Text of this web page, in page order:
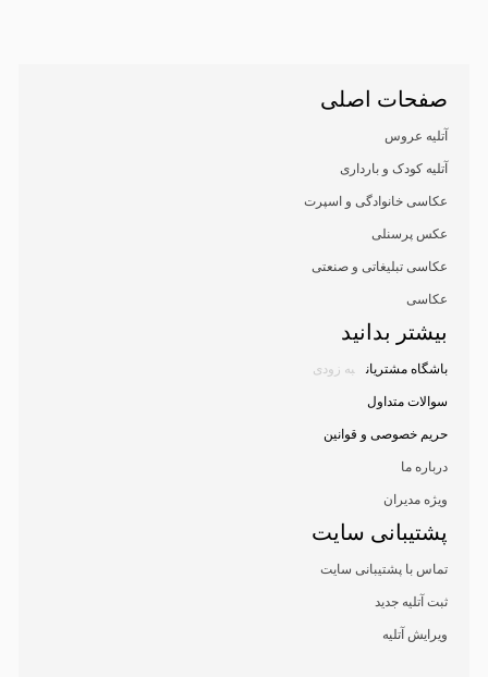
صفحات اصلی
آتلیه عروس
آتلیه کودک و بارداری
عکاسی خانوادگی و اسپرت
عکس پرسنلی
عکاسی تبلیغاتی و صنعتی
عکاسی
بیشتر بدانید
باشگاه مشتریان به زودی
سوالات متداول
حریم خصوصی و قوانین
درباره ما
ویژه مدیران
پشتیبانی سایت
تماس با پشتیبانی سایت
ثبت آتلیه جدید
ویرایش آتلیه